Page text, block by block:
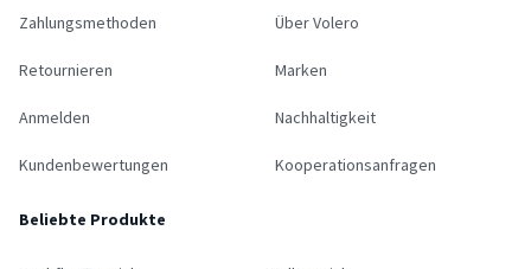
Zahlungsmethoden
Retournieren
Anmelden
Kundenbewertungen
Über Volero
Marken
Nachhaltigkeit
Kooperationsanfragen
Beliebte Produkte